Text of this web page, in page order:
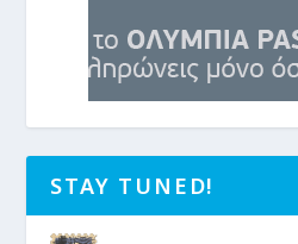
STAY TUNED!